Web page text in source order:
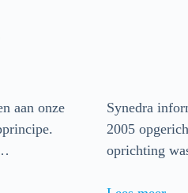
aan onze
Synedra
2005
oprichting